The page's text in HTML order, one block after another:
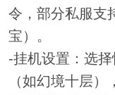
令，部分私服支
宝）。
-挂机设置：选
（如幻境十层